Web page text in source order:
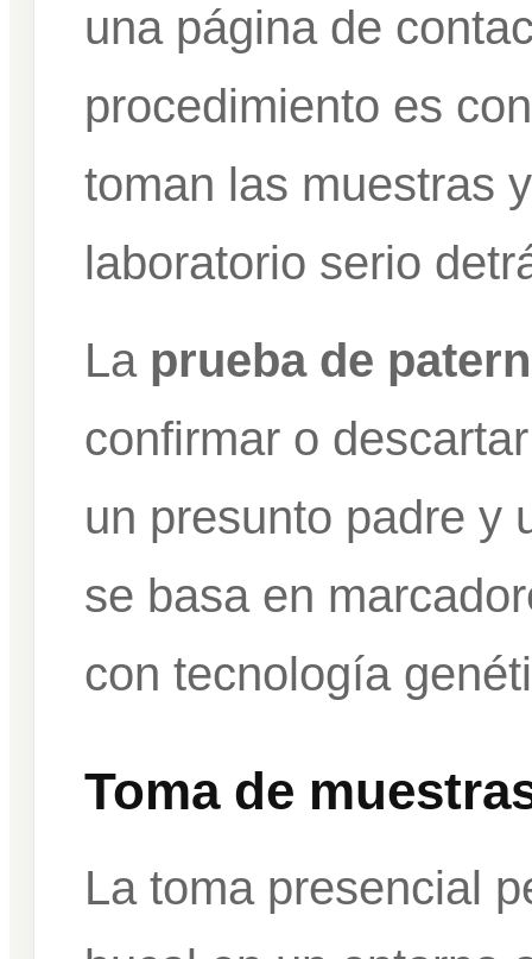
una página de
procedimiento es
toman las muestras
laboratorio serio
La prueba de
confirmar o
un presunto padre y
se basa en
con tecnología
Toma de
La toma presencial